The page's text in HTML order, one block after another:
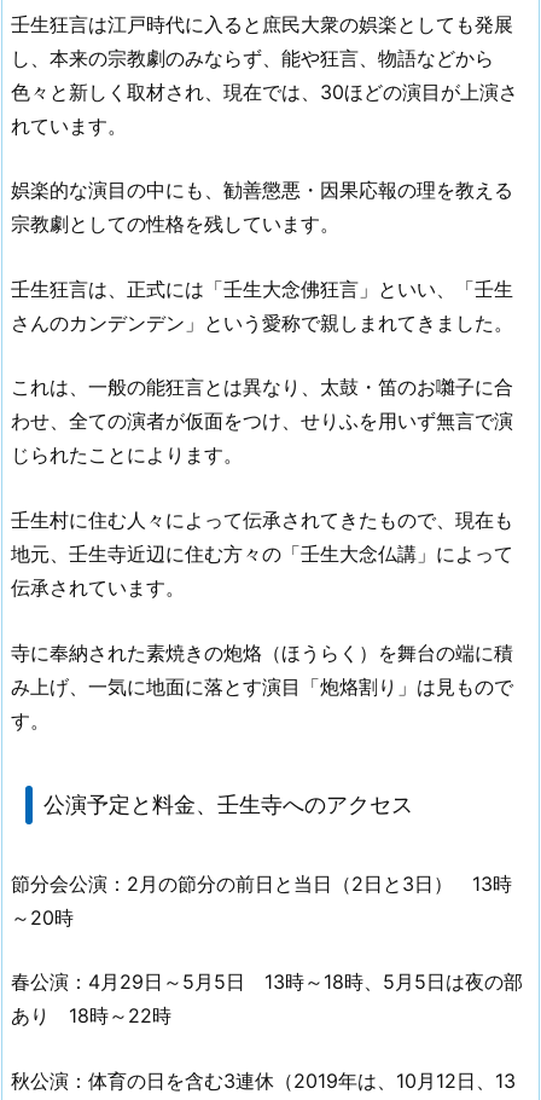
壬生狂言は江戸時代に入ると庶民大衆の娯楽としても発展
し、本来の宗教劇のみならず、能や狂言、物語などから
色々と新しく取材され、現在では、30ほどの演目が上演さ
れています。
娯楽的な演目の中にも、勧善懲悪・因果応報の理を教える
宗教劇としての性格を残しています。
壬生狂言は、正式には「壬生大念佛狂言」といい、「壬生
さんのカンデンデン」という愛称で親しまれてきました。
これは、一般の能狂言とは異なり、太鼓・笛のお囃子に合
わせ、全ての演者が仮面をつけ、せりふを用いず無言で演
じられたことによります。
壬生村に住む人々によって伝承されてきたもので、現在も
地元、壬生寺近辺に住む方々の「壬生大念仏講」によって
伝承されています。
寺に奉納された素焼きの炮烙（ほうらく）を舞台の端に積
み上げ、一気に地面に落とす演目「炮烙割り」は見もので
す。
公演予定と料金、壬生寺へのアクセス
節分会公演：2月の節分の前日と当日（2日と3日） 13時
～20時
春公演：4月29日～5月5日 13時～18時、5月5日は夜の部
あり 18時～22時
秋公演：体育の日を含む3連休（2019年は、10月12日、13